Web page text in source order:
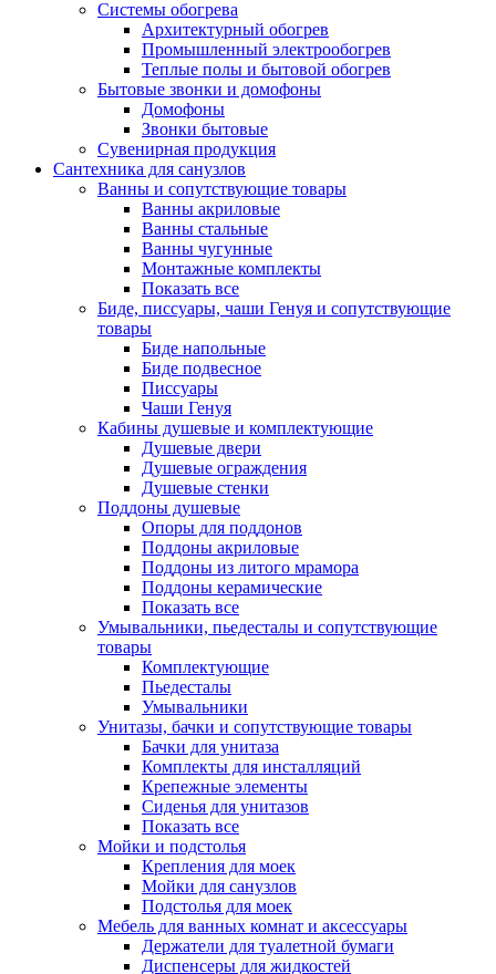
Системы обогрева
Архитектурный обогрев
Промышленный электрообогрев
Теплые полы и бытовой обогрев
Бытовые звонки и домофоны
Домофоны
Звонки бытовые
Сувенирная продукция
Сантехника для санузлов
Ванны и сопутствующие товары
Ванны акриловые
Ванны стальные
Ванны чугунные
Монтажные комплекты
Показать все
Биде, писсуары, чаши Генуя и сопутствующие
товары
Биде напольные
Биде подвесное
Писсуары
Чаши Генуя
Кабины душевые и комплектующие
Душевые двери
Душевые ограждения
Душевые стенки
Поддоны душевые
Опоры для поддонов
Поддоны акриловые
Поддоны из литого мрамора
Поддоны керамические
Показать все
Умывальники, пьедесталы и сопутствующие
товары
Комплектующие
Пьедесталы
Умывальники
Унитазы, бачки и сопутствующие товары
Бачки для унитаза
Комплекты для инсталляций
Крепежные элементы
Сиденья для унитазов
Показать все
Мойки и подстолья
Крепления для моек
Мойки для санузлов
Подстолья для моек
Мебель для ванных комнат и аксессуары
Держатели для туалетной бумаги
Диспенсеры для жидкостей